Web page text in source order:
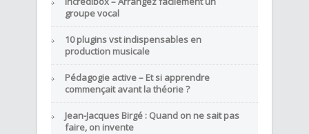
groupe vocal
10 plugins vst indispensables en
production musicale
Pédagogie active – Et si apprendre
commençait avant la théorie ?
Jean-Jacques Birgé : Quand on ne sait pas
faire, on invente